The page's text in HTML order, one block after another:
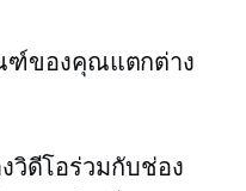
ฑ์ของคุณแตกต่าง
วิดีโอร่วมกับช่อง